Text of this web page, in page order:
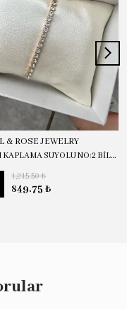
& ROSE JEWELRY
ALTIN KAPLAMA SUYOLU NO:2 BİLEKLİK
1,215.50 ₺
849.75 ₺